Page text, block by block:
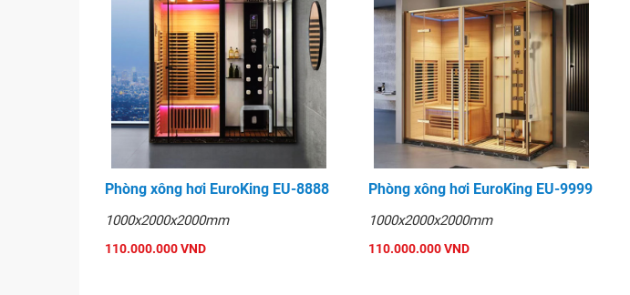
Phòng xông hơi EuroKing EU-8888
1000x2000x2000mm
110.000.000 VND
Phòng xông hơi EuroKing EU-9999
1000x2000x2000mm
110.000.000 VND